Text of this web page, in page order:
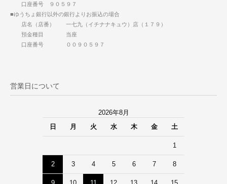
口座番号 ９０５９７
■ゆうちょ銀行以外の銀行よりお振込の場合
店名（店番） 一七九（イチナナキュウ）店（１７９）
預金種目 当座
口座番号 ００９０５９７
営業日について
2026年8月
日
月 火 水 木 金 土
1
2 3 4 5 6 7 8